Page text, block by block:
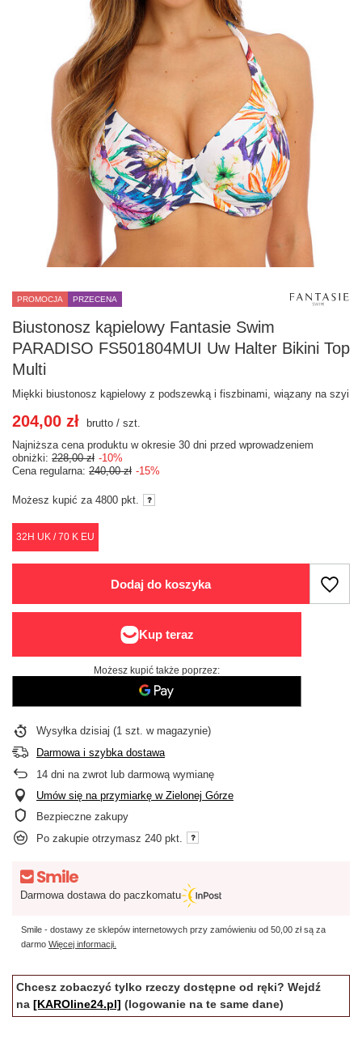
PROMOCJA PRZECENA
Biustonosz kąpielowy Fantasie Swim
PARADISO FS501804MUI Uw Halter Bikini Top
Multi
Miękki biustonosz kąpielowy z podszewką i fiszbinami, wiązany na szyi
32H UK / 70 K EU
204,00 zł brutto / szt.
Najniższa cena produktu w okresie 30 dni przed wprowadzeniem
obniżki: 228,00 zł -10%
Cena regularna: 240,00 zł -15%
Możesz kupić za 4800 pkt.
Dodaj do koszyka
Możesz kupić także poprzez:
Wysyłka dzisiaj (1 szt. w magazynie)
Darmowa i szybka dostawa
14 dni na zwrot lub darmową wymianę
Umów się na przymiarkę w Zielonej Górze
Bezpieczne zakupy
Po zakupie otrzymasz 240 pkt.
Darmowa dostawa do paczkomatu
Smile - dostawy ze sklepów internetowych przy zamówieniu od 50,00 złsą za
darmo Więcej informacji.
Chcesz zobaczyć tylko rzeczy dostępne od ręki? Wejdź
na [KAROline24.pl] (logowanie na te same dane)